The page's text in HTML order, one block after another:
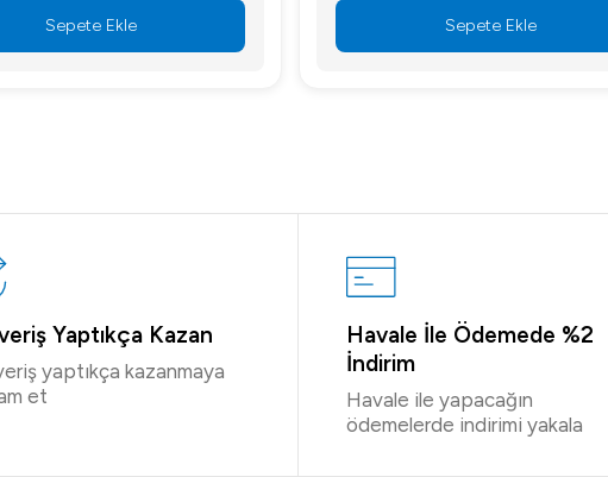
Sepete Ekle Sepete Ekle
Yaptıkça Kazan
yaptıkça kazanmaya
et
Havale İle Ödemede %2
İndirim
Havale ile yapacağın
ödemelerde indirimi yakala